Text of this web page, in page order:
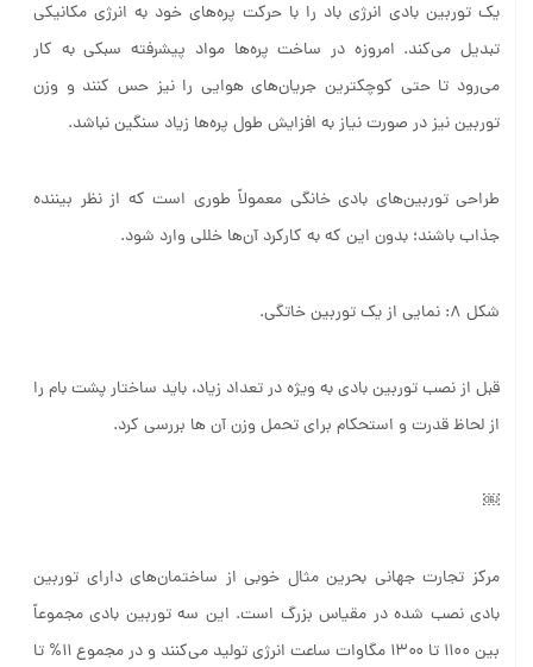
یک توربین بادی انرژی باد را با حرکت پره‌های خود به انرژی مکانیکی
تبدیل می‌کند. امروزه در ساخت پره‌ها مواد پیشرفته سبکی به کار
می‌رود تا حتی کوچکترین جریان‌های هوایی را نیز حس کنند و وزن
توربین نیز در صورت نیاز به افزایش طول پره‌ها زیاد سنگین نباشد.
طراحی توربین‌های بادی خانگی معمولاً طوری است که از نظر بیننده
جذاب باشند؛ بدون این که به کارکرد آن‌ها خللی وارد شود.
شکل 8: نمایی از یک توربین خاتگی.
قبل از نصب توربین بادی به ویژه در تعداد زیاد، باید ساختار پشت بام را
از لحاظ قدرت و استحکام برای تحمل وزن آن ها بررسی کرد.
￼
مرکز تجارت جهانی بحرین مثال خوبی از ساختمان‌های دارای توربین‌
بادی نصب شده در مقیاس بزرگ است. این سه توربین بادی مجموعاً
بین ۱۱۰۰ تا ۱۳۰۰ مگاوات ساعت انرژی تولید می‌کنند و در مجموع ۱۱% تا